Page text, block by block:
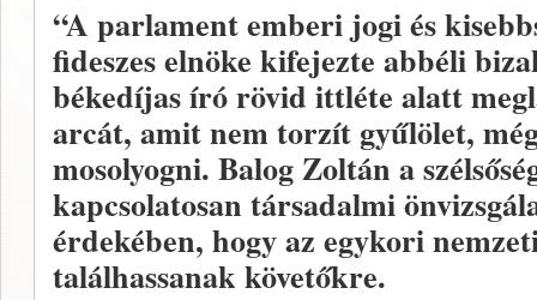
“A parlament emberi jogi és
fideszes elnöke kifejezte abbéli
békedíjas író rövid ittléte alatt
arcát, amit nem torzít gyűlölet,
mosolyogni. Balog Zoltán a
kapcsolatosan társadalmi
érdekében, hogy az egykori
találhassanak követőkre.